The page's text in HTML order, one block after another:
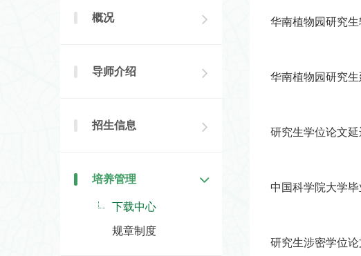
概况
导师介绍
招生信息
培养管理
下载中心
规章制度
华南植物园研究
华南植物园研究
研究生学位论文
中国科学院大学
研究生涉密学位